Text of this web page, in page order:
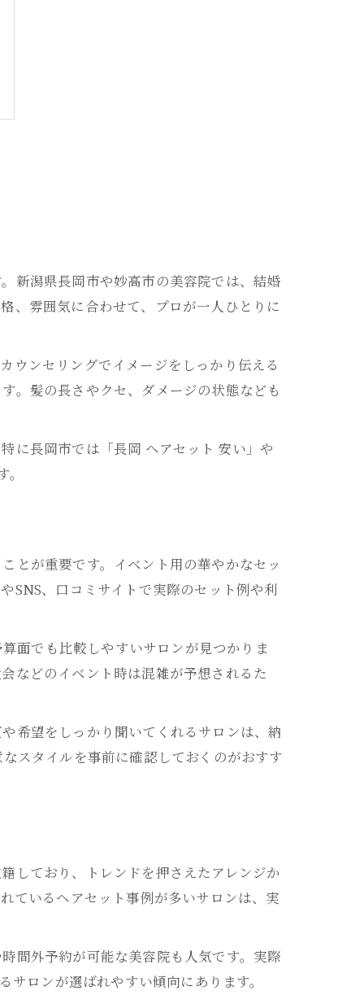
新潟県長岡市や妙高市の美容院では、結婚
、雰囲気に合わせて、プロが一人ひとりに
ウンセリングでイメージをしっかり伝える
。髪の長さやクセ、ダメージの状態なども
に長岡市では「長岡 ヘアセット 安い」や
とが重要です。イベント用の華やかなセッ
SNS、口コミサイトで実際のセット例や利
面でも比較しやすいサロンが見つかりま
などのイベント時は混雑が予想されるた
希望をしっかり聞いてくれるサロンは、納
スタイルを事前に確認しておくのがおすす
しており、トレンドを押さえたアレンジか
ているヘアセット事例が多いサロンは、実
間外予約が可能な美容院も人気です。実際
ロンが選ばれやすい傾向にあります。